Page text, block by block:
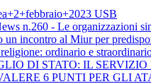
USB
n.260 - Le organizzazioni
un incontro al Miur per
ordinario e
DI STATO: IL
6 PUNTI PER GLI